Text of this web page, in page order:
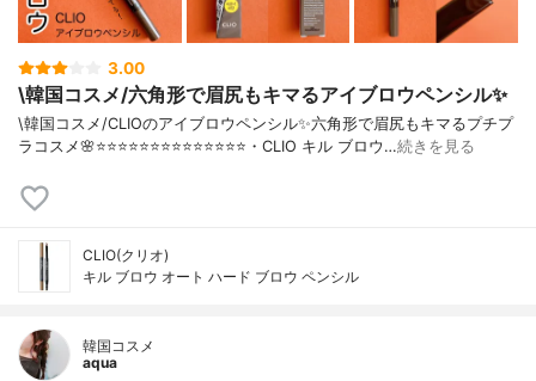
3.00
\韓国コスメ/六角形で眉尻もキマるアイブロウペンシル✨
\韓国コスメ/CLIOのアイブロウペンシル✨六角形で眉尻もキマるプチプ
ラコスメ🌸⭐️⭐️⭐️⭐️⭐️⭐️⭐️⭐️⭐️⭐️⭐️⭐️⭐️⭐️・CLIO キル ブロウ…続きを見る
CLIO(クリオ)
キル ブロウ オート ハード ブロウ ペンシル
韓国コスメ
aqua